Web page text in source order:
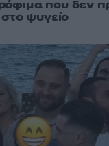
που δεν
ψυγείο